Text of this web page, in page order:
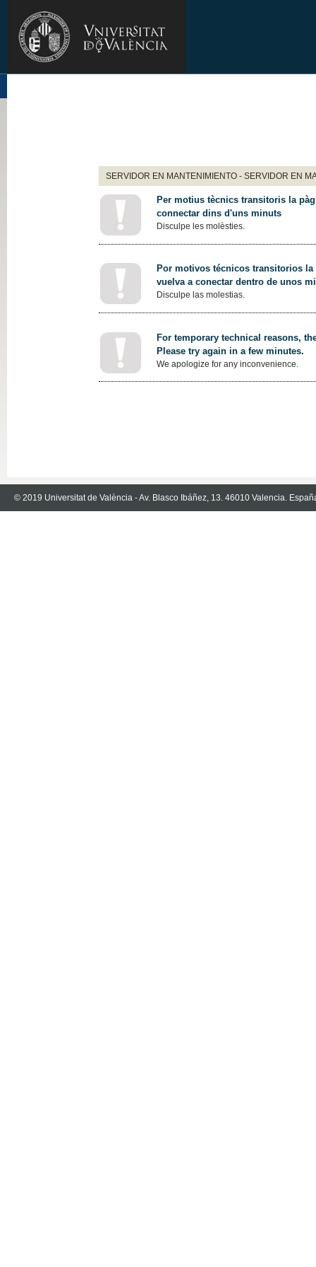
SERVIDOR EN MANTENIMIENTO - SERVIDOR EN
Per motius tècnics transitoris la
connectar dins d'uns minuts
Disculpe les molèsties.
Por motivos técnicos transitorios
vuelva a conectar dentro de unos
Disculpe las molestias.
For temporary technical reasons,
Please try again in a few minutes.
We apologize for any inconvenience.
© 2019 Universitat de València - Av. Blasco Ibáñez, 13. 46010 Valencia.